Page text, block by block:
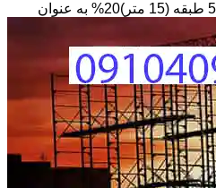
مبنای محاسبه داربستی که بصورت حفاظ در ارتفاع نصب می­گردد بصورت طول کار در عرض در حداقل ارتفاع 6 متر بر مبنای ریالی بند 2 محاسبه می گردد و بالاتر از 5 طبقه (15 متر)20% به عنوان